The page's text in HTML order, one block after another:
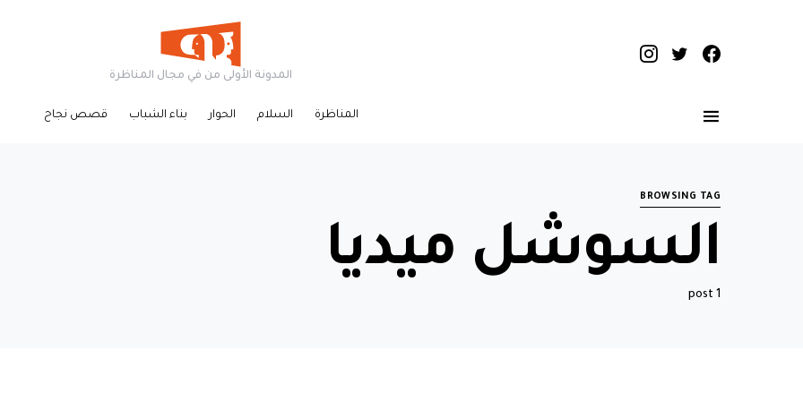
المدونة الأولى من في مجال المناظرة
المناظرة السلام الحوار بناء الشباب قصص نجاح
BROWSING TAG
السوشل ميديا
1 post